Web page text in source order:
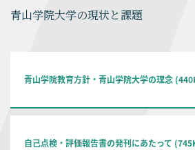
青山学院大学の現状と課題
青山学院教育方針・青山学院大学の理念
自己点検・評価報告書の発刊にあたって